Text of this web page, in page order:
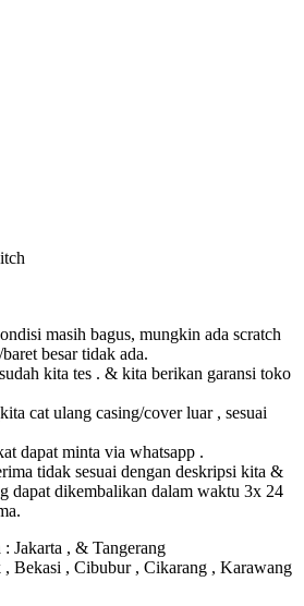
masih bagus, mungkin ada scratch
besar tidak ada.
kita tes . & kita berikan garansi toko
cat ulang casing/cover luar , sesuai
dapat minta via whatsapp .
tidak sesuai dengan deskripsi kita &
dapat dikembalikan dalam waktu 3x 24
Jakarta , & Tangerang
Bekasi , Cibubur , Cikarang , Karawang